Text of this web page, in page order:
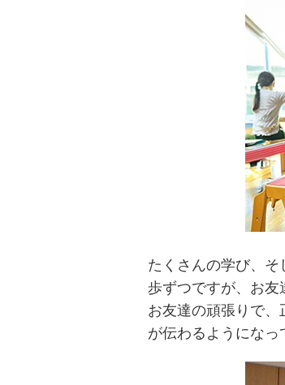
たくさんの学び、
歩ずつですが、お友
お友達の頑張りで、
が伝わるようになっ